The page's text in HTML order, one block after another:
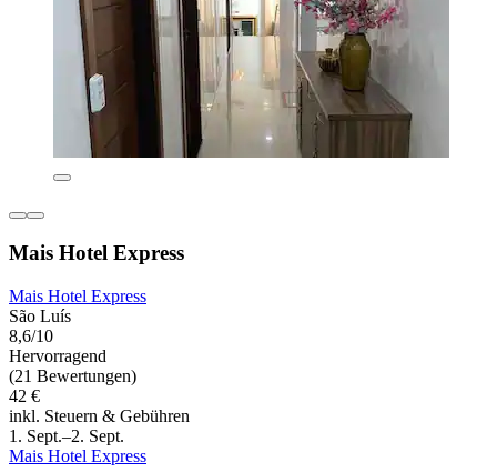
Mais Hotel Express
Mais Hotel Express
São Luís
8,6/10
Hervorragend
(21 Bewertungen)
42 €
inkl. Steuern & Gebühren
1. Sept.–2. Sept.
Mais Hotel Express